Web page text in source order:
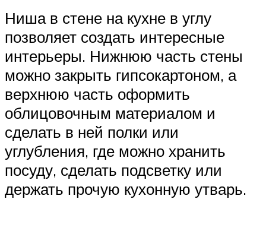
Ниша в стене на кухне в углу
позволяет создать интересные
интерьеры. Нижнюю часть стены
можно закрыть гипсокартоном, а
верхнюю часть оформить
облицовочным материалом и
сделать в ней полки или
углубления, где можно хранить
посуду, сделать подсветку или
держать прочую кухонную утварь.